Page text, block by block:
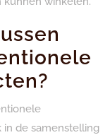
de samenstelling